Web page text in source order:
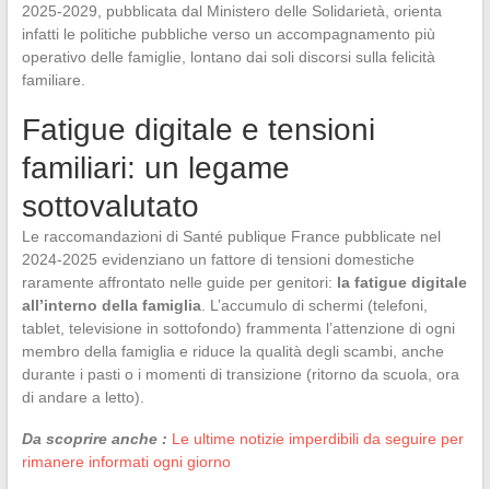
2025-2029, pubblicata dal Ministero delle Solidarietà, orienta
infatti le politiche pubbliche verso un accompagnamento più
operativo delle famiglie, lontano dai soli discorsi sulla felicità
familiare.
Fatigue digitale e tensioni
familiari: un legame
sottovalutato
Le raccomandazioni di Santé publique France pubblicate nel
2024-2025 evidenziano un fattore di tensioni domestiche
raramente affrontato nelle guide per genitori: la fatigue digitale
all’interno della famiglia. L’accumulo di schermi (telefoni,
tablet, televisione in sottofondo) frammenta l’attenzione di ogni
membro della famiglia e riduce la qualità degli scambi, anche
durante i pasti o i momenti di transizione (ritorno da scuola, ora
di andare a letto).
Da scoprire anche : Le ultime notizie imperdibili da seguire per
rimanere informati ogni giorno